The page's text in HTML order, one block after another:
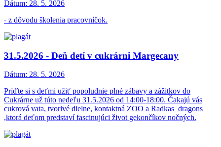
Dátum: 28. 5. 2026
- z dôvodu školenia pracovníčok.
31.5.2026 - Deň detí v cukrárni Margecany
Dátum: 28. 5. 2026
Príďte si s deťmi užiť popoludnie plné zábavy a zážitkov do
Cukrárne už túto nedeľu 31.5.2026 od 14:00-18:00. Čakajú vás
cukrová vata, tvorivé dielne, kontaktná ZOO a Radkas_dragons
,ktorá deťom predstaví fascinujúci život gekončíkov nočných.